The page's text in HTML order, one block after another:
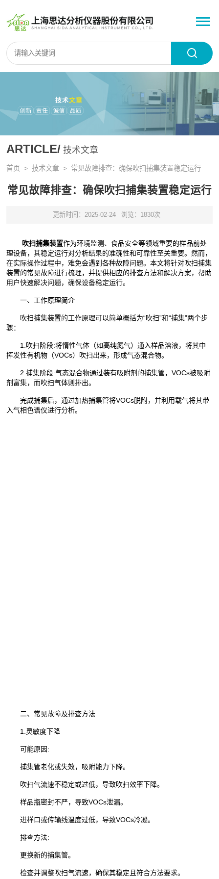
ARTICLE/ 技术文章
首页 >技术文章 > 常见故障排查：确保吹扫捕集装置稳定运行
常见故障排查：确保吹扫捕集装置稳定运行
更新时间：2025-02-24 浏览：1830次
吹扫捕集装置作为环境监测、食品安全等领域重要的样品前处
理设备，其稳定运行对分析结果的准确性和可靠性至关重要。然而，
在实际操作过程中，难免会遇到各种故障问题。本文将针对吹扫捕集
装置的常见故障进行梳理，并提供相应的排查方法和解决方案，帮助
用户快速解决问题，确保设备稳定运行。
一、工作原理简介
吹扫捕集装置的工作原理可以简单概括为“吹扫”和“捕集”两个步
骤：
1.吹扫阶段:将惰性气体（如高纯氮气）通入样品溶液，将其中
挥发性有机物（VOCs）吹扫出来，形成气态混合物。
2.捕集阶段:气态混合物通过装有吸附剂的捕集管，VOCs被吸附
剂富集，而吹扫气体则排出。
完成捕集后，通过加热捕集管将VOCs脱附，并利用载气将其带
入气相色谱仪进行分析。
二、常见故障及排查方法
1.灵敏度下降
可能原因:
捕集管老化或失效，吸附能力下降。
吹扫气流速不稳定或过低，导致吹扫效率下降。
样品瓶密封不严，导致VOCs泄漏。
进样口或传输线温度过低，导致VOCs冷凝。
排查方法:
更换新的捕集管。
检查并调整吹扫气流速，确保其稳定且符合方法要求。